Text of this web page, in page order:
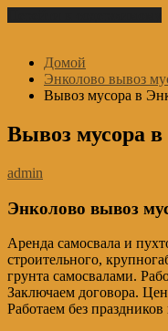
Домой
Энколово вывоз
Вывоз мусора в
Вывоз мусора
admin
Энколово вывоз
Аренда самосвала и
строительного,
грунта самосвалами.
Заключаем договора.
Работаем без